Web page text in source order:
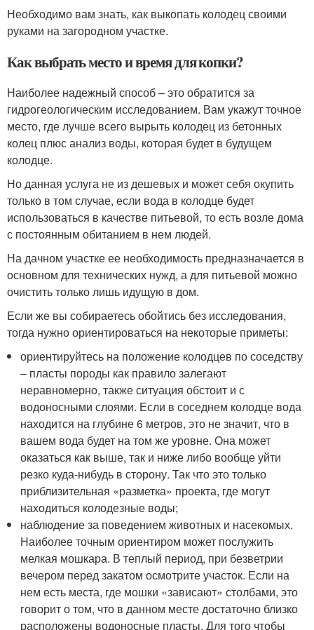
Необходимо вам знать, как выкопать колодец своими
руками на загородном участке.
Как выбрать место и время для копки?
Наиболее надежный способ – это обратится за
гидрогеологическим исследованием. Вам укажут точное
место, где лучше всего вырыть колодец из бетонных
колец плюс анализ воды, которая будет в будущем
колодце.
Но данная услуга не из дешевых и может себя окупить
только в том случае, если вода в колодце будет
использоваться в качестве питьевой, то есть возле дома
с постоянным обитанием в нем людей.
На дачном участке ее необходимость предназначается в
основном для технических нужд, а для питьевой можно
очистить только лишь идущую в дом.
Если же вы собираетесь обойтись без исследования,
тогда нужно ориентироваться на некоторые приметы:
ориентируйтесь на положение колодцев по соседству
– пласты породы как правило залегают
неравномерно, также ситуация обстоит и с
водоносными слоями. Если в соседнем колодце вода
находится на глубине 6 метров, это не значит, что в
вашем вода будет на том же уровне. Она может
оказаться как выше, так и ниже либо вообще уйти
резко куда-нибудь в сторону. Так что это только
приблизительная «разметка» проекта, где могут
находиться колодезные воды;
наблюдение за поведением животных и насекомых.
Наиболее точным ориентиром может послужить
мелкая мошкара. В теплый период, при безветрии
вечером перед закатом осмотрите участок. Если на
нем есть места, где мошки «зависают» столбами, это
говорит о том, что в данном месте достаточно близко
расположены водоносные пласты. Для того чтобы